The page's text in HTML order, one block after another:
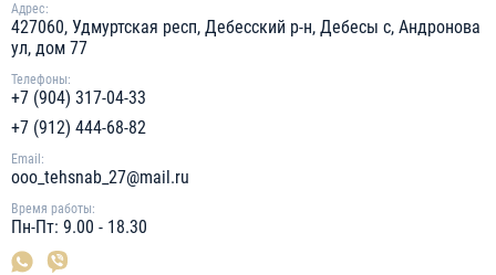
Адрес:
427060, Удмуртская респ, Дебесский р-н, Дебесы с, Андронова
ул, дом 77
Телефоны:
+7 (904) 317-04-33
+7 (912) 444-68-82
Email:
ooo_tehsnab_27@mail.ru
Время работы:
Пн-Пт: 9.00 - 18.30